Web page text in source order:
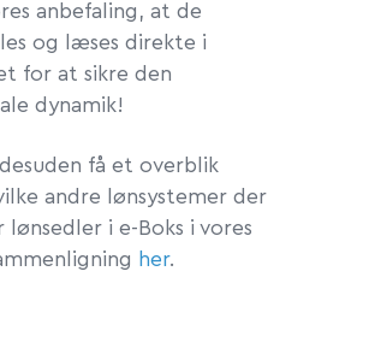
anbefaling, at de
og læses direkte i
for at sikre den
dynamik!
desuden få et overblik
andre lønsystemer der
lønsedler i e-Boks i vores
her.